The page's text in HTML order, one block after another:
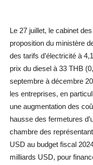
Le 27 juillet, le cabinet
proposition du ministère
des tarifs d’électricité à
prix du diesel à 33 THB
septembre à décembre
les entreprises, en
une augmentation des
hausse des fermetures
chambre des
USD au budget fiscal
milliards USD, pour